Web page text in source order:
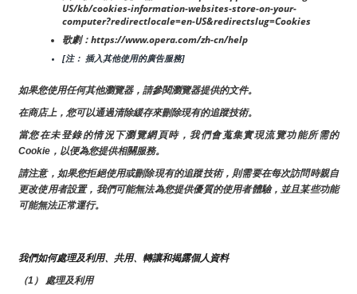
US/kb/cookies-information-websites-store-on-your-
computer?redirectlocale=en-US&redirectslug=Cookies
歌劇：https://www.opera.com/zh-cn/help
[注： 插入其他使用的廣告服務]
如果您使用任何其他瀏覽器，請參閱瀏覽器提供的文件。
在商店上，您可以通過清除緩存來刪除現有的追蹤技術。
當您在未登錄的情況下瀏覽網頁時，我們會蒐集實現流覽功能所需的
Cookie，以便為您提供相關服務。
請注意，如果您拒絕使用或刪除現有的追蹤技術，則需要在每次訪問時親自
更改使用者設置，我們可能無法為您提供優質的使用者體驗，並且某些功能
可能無法正常運行。
我們如何處理及利用、共用、轉讓和揭露個人資料
（1） 處理及利用